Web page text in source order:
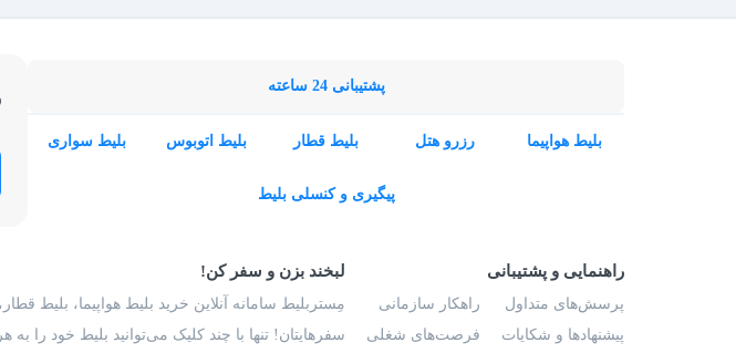
پشتیبانی 24 ساعته
بلیط هواپیما رزرو هتل بلیط قطار بلیط اتوبوس بلیط سواری
پیگیری و کنسلی بلیط
راهنمایی و پشتیبانی
پرسش‌های متداول
پیشنهادها و شکایات
راهکار سازمانی
فرصت‌های شغلی
لبخند بزن و سفر کن!
مِستربلیط سامانه آنلاین خرید بلیط هواپیما، بلیط
سفرهایتان! تنها با چند کلیک می‌توانید بلیط خود را